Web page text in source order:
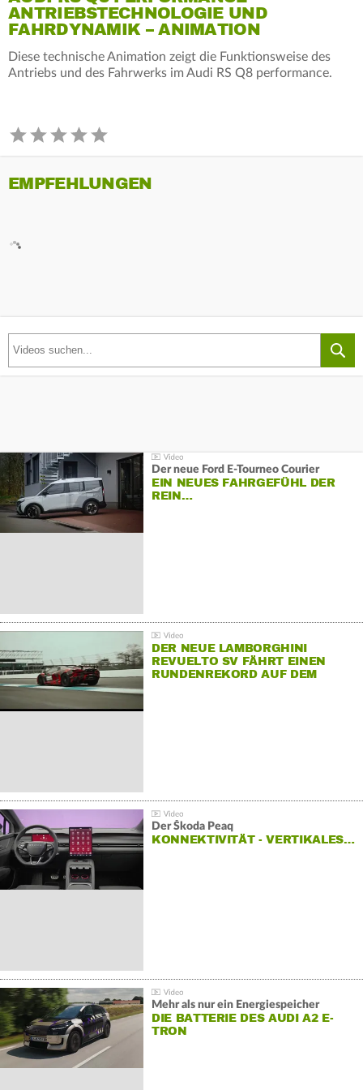
ANTRIEBSTECHNOLOGIE UND
FAHRDYNAMIK – ANIMATION
Diese technische Animation zeigt die Funktionsweise des
Antriebs und des Fahrwerks im Audi RS Q8 performance.
EMPFEHLUNGEN
Der neue Ford E-Tourneo Courier
EIN NEUES FAHRGEFÜHL DER
REIN…
DER NEUE LAMBORGHINI
REVUELTO SV FÄHRT EINEN
RUNDENREKORD AUF DEM
Der Škoda Peaq
KONNEKTIVITÄT - VERTIKALES…
Mehr als nur ein Energiespeicher
DIE BATTERIE DES AUDI A2 E-
TRON